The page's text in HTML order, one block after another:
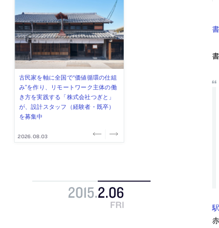
古民家を軸に全国で“価値循環の仕組
み”を作り、リモートワーク主体の働
き方を実践する「株式会社つぎと」
が、設計スタッフ（経験者・既卒）
を募集中
2026.08.03
リノベる株式会社が、設計パートナ
ー (業務委託) を募集中
2026.08.03
社会への影響力のある建築を手掛
け、スタッフ同士で助け合う環境づ
くりも行う「E.A.S.T.architects」
が、設計スタッフ（経験者・既卒・
2027年新卒）を募集中
2026.07.31
代官山を拠点に活動する「梅澤竜也 /
ALA INC.」が、設計スタッフ・アル
バイト・事務職を募集中
2026.07.30
住宅や共同住宅などを手掛け、“合理
的でシンプルなデザイン”を志向する
「PANDA：山本浩三建築設計事務
所」が、設計スタッフ（経験者・既
卒・2027年新卒）を募集中
2026.07.29
2015.2.06
FRI